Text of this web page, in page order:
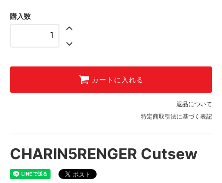
購入数
カートに入れる
返品について
特定商取引法に基づく表記
CHARIN5RENGER Cutsew